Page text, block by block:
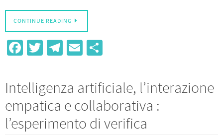
CONTINUE READING
Fa
b
o
o
k
T
er
Te
a
m
E
ail ar
e
Intelligenza artificiale, l’interazione
empatica e collaborativa :
l’esperimento di verifica